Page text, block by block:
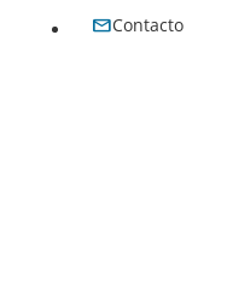
Contacto